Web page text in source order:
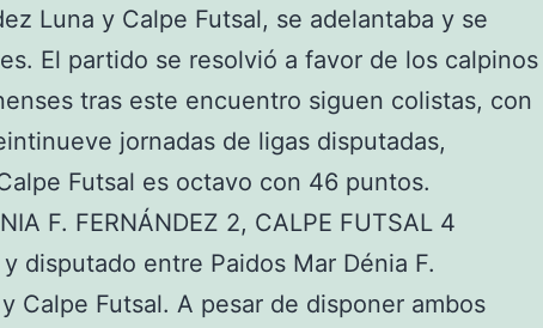
Luna y Calpe Futsal, se adelantaba y se
El partido se resolvió a favor de los calpinos
tras este encuentro siguen colistas, con
jornadas de ligas disputadas,
Futsal es octavo con 46 puntos.
F. FERNÁNDEZ 2, CALPE FUTSAL 4
disputado entre Paidos Mar Dénia F.
Calpe Futsal. A pesar de disponer ambos